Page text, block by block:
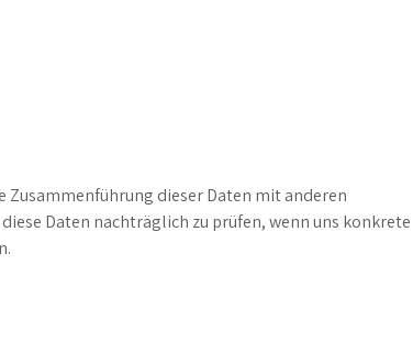
Zusammenführung dieser Daten mit anderen
Daten nachträglich zu prüfen, wenn uns konkrete